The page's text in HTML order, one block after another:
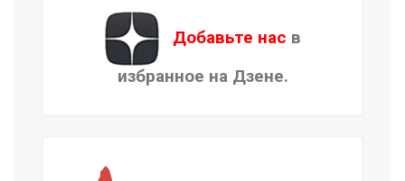
Добавьте нас в
избранное на Дзене.